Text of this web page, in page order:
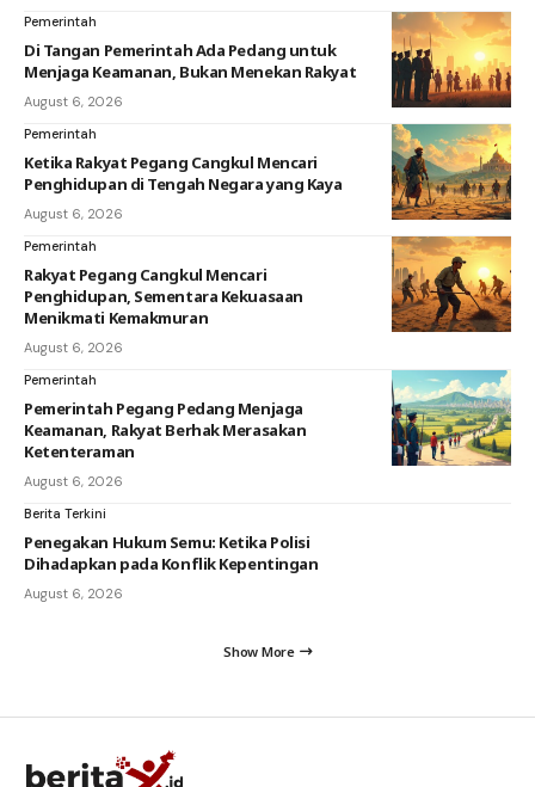
Pemerintah
Di Tangan Pemerintah Ada Pedang untuk
Menjaga Keamanan, Bukan Menekan Rakyat
August 6, 2026
Pemerintah
Ketika Rakyat Pegang Cangkul Mencari
Penghidupan di Tengah Negara yang Kaya
August 6, 2026
Pemerintah
Rakyat Pegang Cangkul Mencari
Penghidupan, Sementara Kekuasaan
Menikmati Kemakmuran
August 6, 2026
Pemerintah
Pemerintah Pegang Pedang Menjaga
Keamanan, Rakyat Berhak Merasakan
Ketenteraman
August 6, 2026
Berita Terkini
Penegakan Hukum Semu: Ketika Polisi
Dihadapkan pada Konflik Kepentingan
August 6, 2026
Show More